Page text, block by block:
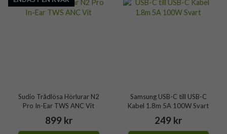
Sudio Trådlösa Hörlurar N2
Pro In-Ear TWS ANC Vit
899 kr
Samsung USB-C till USB-C
Kabel 1.8m 5A 100W Svart
249 kr